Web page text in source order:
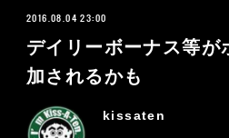
2016.08.04 23:00
デイリーボーナス等が
加されるかも
kissaten